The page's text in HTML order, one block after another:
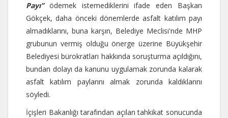
Payı” ödemek istemediklerini ifade eden Başkan
Gökçek, daha önceki dönemlerde asfalt katılım payı
almadıklarını, buna karşın, Belediye Meclisi'nde MHP
grubunun vermiş olduğu önerge üzerine Büyükşehir
Belediyesi bürokratları hakkında soruşturma açıldığını,
bundan dolayı da kanunu uygulamak zorunda kalarak
asfalt katılım paylarını almak zorunda kaldıklarını
söyledi.
İçişleri Bakanlığı tarafından açılan tahkikat sonucunda